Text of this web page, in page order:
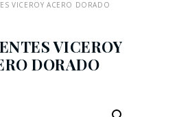
VICEROY ACERO DORADO
VICEROY
DORADO